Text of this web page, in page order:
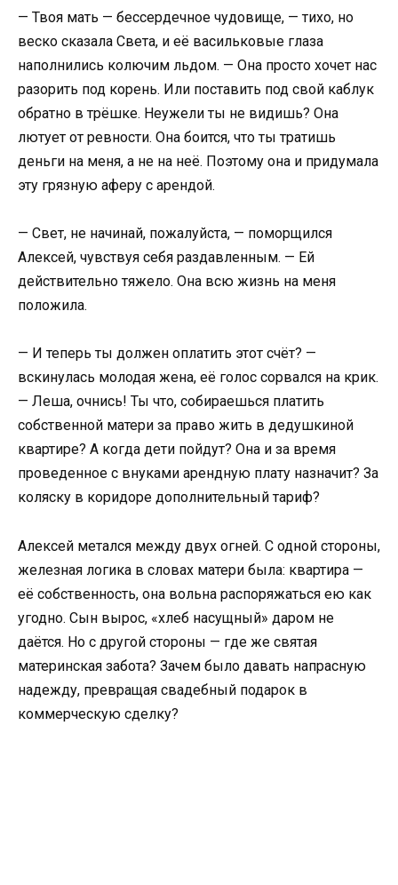
— Твоя мать — бессердечное чудовище, — тихо, но
веско сказала Света, и её васильковые глаза
наполнились колючим льдом. — Она просто хочет нас
разорить под корень. Или поставить под свой каблук
обратно в трёшке. Неужели ты не видишь? Она
лютует от ревности. Она боится, что ты тратишь
деньги на меня, а не на неё. Поэтому она и придумала
эту грязную аферу с арендой.
— Свет, не начинай, пожалуйста, — поморщился
Алексей, чувствуя себя раздавленным. — Ей
действительно тяжело. Она всю жизнь на меня
положила.
— И теперь ты должен оплатить этот счёт? —
вскинулась молодая жена, её голос сорвался на крик.
— Леша, очнись! Ты что, собираешься платить
собственной матери за право жить в дедушкиной
квартире? А когда дети пойдут? Она и за время
проведенное с внуками арендную плату назначит? За
коляску в коридоре дополнительный тариф?
Алексей метался между двух огней. С одной стороны,
железная логика в словах матери была: квартира —
её собственность, она вольна распоряжаться ею как
угодно. Сын вырос, «хлеб насущный» даром не
даётся. Но с другой стороны — где же святая
материнская забота? Зачем было давать напрасную
надежду, превращая свадебный подарок в
коммерческую сделку?